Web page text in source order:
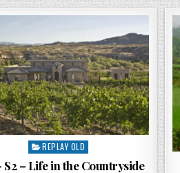
REPLAY OLD
S2 – Life in the Countryside